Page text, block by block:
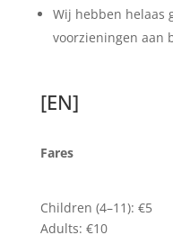
Wij hebben helaas
voorzieningen aan
[EN]
Fares
Children (4–11): €5
Adults: €10